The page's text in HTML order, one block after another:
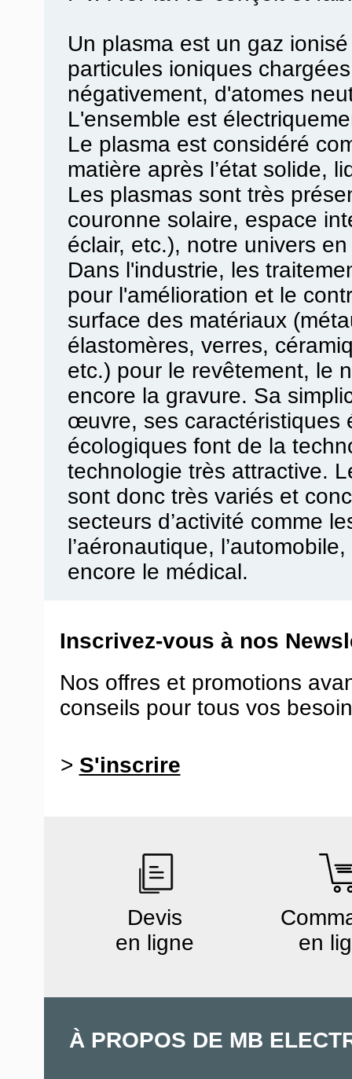
Un plasma est un gaz
particules ioniques
négativement, d'atomes
L'ensemble est
Le plasma est considéré
matière après l’état solide,
Les plasmas sont très
couronne solaire, espace
éclair, etc.), notre univers
Dans l'industrie, les
pour l'amélioration et le
surface des matériaux
élastomères, verres,
etc.) pour le revêtement, le
encore la gravure. Sa
œuvre, ses caractéristiques
écologiques font de la
technologie très attractive.
sont donc très variés et
secteurs d’activité comme
l’aéronautique,
encore le médical.
Inscrivez-vous à nos
Nos offres et promotions
conseils pour tous vos
> S'inscrire
Devis
en ligne
en
À PROPOS DE MB